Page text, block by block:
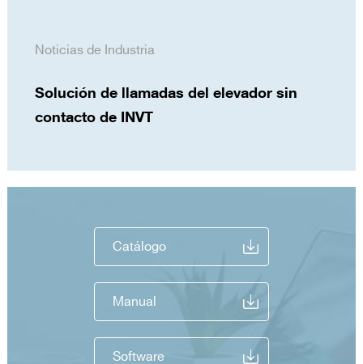
Noticias de Industria
Solución de llamadas del elevador sin
contacto de INVT
Catálogo
Manual
Software